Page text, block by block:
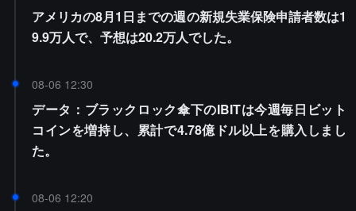
アメリカの8月1日までの週の新規失業保険申請者数は1
9.9万人で、予想は20.2万人でした。
08-06 12:30
データ：ブラックロック傘下のIBITは今週毎日ビット
コインを増持し、累計で4.78億ドル以上を購入しまし
た。
08-06 12:20